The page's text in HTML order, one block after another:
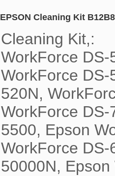
EPSON Cleaning Kit
Cleaning Kit,:
WorkForce
WorkForce
520N,
WorkForce
5500, Epson
WorkForce
50000N,